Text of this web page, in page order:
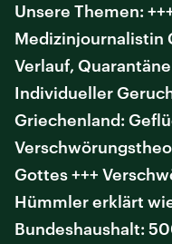
Unsere Themen:
Medizinjournalistin
Verlauf,
Individueller
Griechenland:
Gottes +++
Hümmler erklärt
Bundeshaushalt: